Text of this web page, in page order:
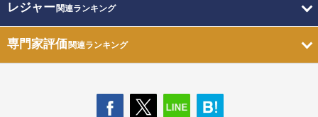
レジャー関連ランキング
専門家評価関連ランキング